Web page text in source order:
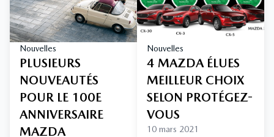
Nouvelles
PLUSIEURS
NOUVEAUTÉS
POUR LE 100E
ANNIVERSAIRE
MAZDA
Nouvelles
4 MAZDA ÉLUES
MEILLEUR CHOIX
SELON PROTÉGEZ-
VOUS
10 mars 2021